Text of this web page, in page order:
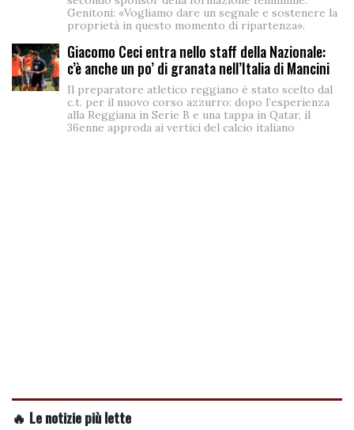
Genitoni: «Vogliamo dare un segnale e sostenere la
proprietà in questo momento di ripartenza».
Giacomo Ceci entra nello staff della Nazionale:
c’è anche un po’ di granata nell’Italia di Mancini
Il preparatore atletico reggiano è stato scelto dal
c.t. per il nuovo corso azzurro: dopo l’esperienza
alla Reggiana in Serie B e una tappa in Qatar, il
36enne approda ai vertici del calcio italiano
🔥 Le notizie più lette